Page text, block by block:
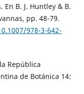
B. J. Huntley & B.
pp. 48-79.
978-3-642-
República
de Botánica 14: